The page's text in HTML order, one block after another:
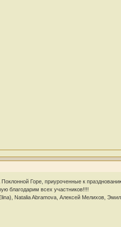
Горе, приуроченные к
благодарим всех участников!!!!
Natalia Abramova, Алексей Мелихов,